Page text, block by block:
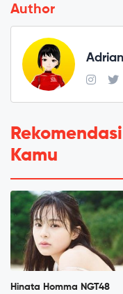
Author
Kamu
Hinata Homma NGT48